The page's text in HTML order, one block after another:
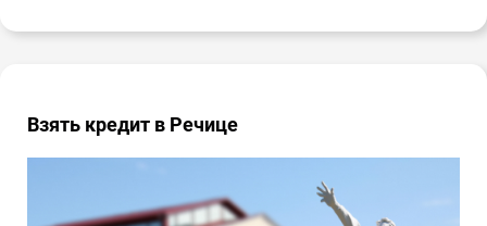
Взять кредит в Речице